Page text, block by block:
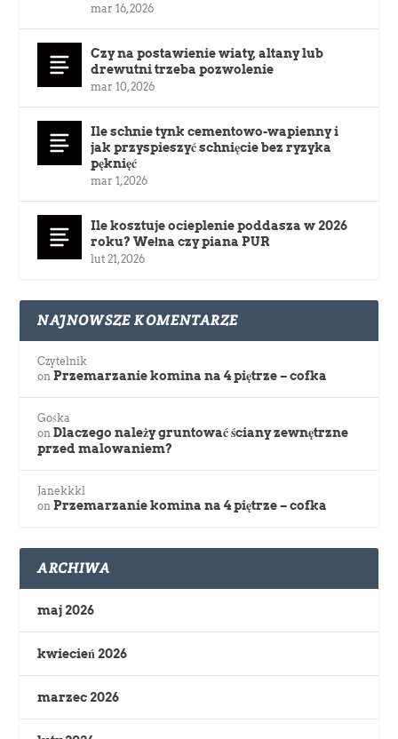
mar 16, 2026
Czy na postawienie wiaty, altany lub
drewutni trzeba pozwolenie
mar 10, 2026
Ile schnie tynk cementowo-wapienny i
jak przyspieszyć schnięcie bez ryzyka
pęknięć
mar 1, 2026
Ile kosztuje ocieplenie poddasza w 2026
roku? Wełna czy piana PUR
lut 21, 2026
NAJNOWSZE KOMENTARZE
Czytelnik
onPrzemarzanie komina na 4 piętrze – cofka
Gośka
onDlaczego należy gruntować ściany zewnętrzne
przed malowaniem?
Janekkkl
onPrzemarzanie komina na 4 piętrze – cofka
ARCHIWA
maj 2026
kwiecień 2026
marzec 2026